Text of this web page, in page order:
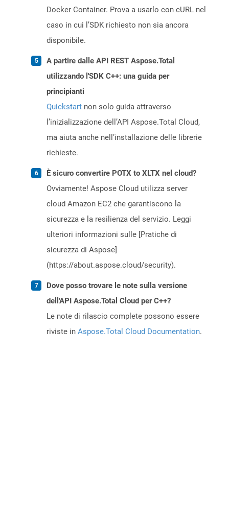
Docker Container. Prova a usarlo con cURL nel
caso in cui l’SDK richiesto non sia ancora
disponibile.
A partire dalle API REST Aspose.Total
utilizzando l'SDK C++: una guida per
principianti
Quickstart non solo guida attraverso
l’inizializzazione dell’API Aspose.Total Cloud,
ma aiuta anche nell’installazione delle librerie
richieste.
È sicuro convertire POTX to XLTX nel cloud?
Ovviamente! Aspose Cloud utilizza server
cloud Amazon EC2 che garantiscono la
sicurezza e la resilienza del servizio. Leggi
ulteriori informazioni sulle [Pratiche di
sicurezza di Aspose]
(https://about.aspose.cloud/security).
Dove posso trovare le note sulla versione
dell'API Aspose.Total Cloud per C++?
Le note di rilascio complete possono essere
riviste in Aspose.Total Cloud Documentation.